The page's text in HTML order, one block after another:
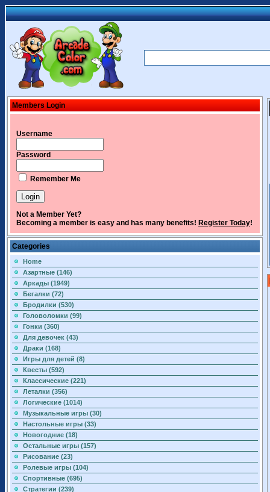
Members Login
Username
Password
Remember Me
Not a Member Yet?
Becoming a member is easy and has many benefits! Register Today!
Categories
Home
Азартные (146)
Аркады (1949)
Бегалки (72)
Бродилки (530)
Головоломки (99)
Гонки (360)
Для девочек (43)
Драки (168)
Игры для детей (8)
Квесты (592)
Классические (221)
Леталки (356)
Логические (1014)
Музыкальные игры (30)
Настольные игры (33)
Новогодние (18)
Остальные игры (157)
Рисование (23)
Ролевые игры (104)
Спортивные (695)
Стратегии (239)